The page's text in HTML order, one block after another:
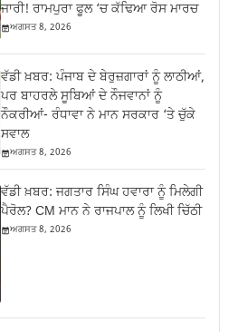
ਜਾਰੀ! ਰਾਮਪੁਰਾ ਫੂਲ ‘ਚ ਕੱਢਿਆ ਰੋਸ ਮਾਰਚ
ਅਗਸਤ 8, 2026
ਵੱਡੀ ਖ਼ਬਰ: ਪੰਜਾਬ ਦੇ ਬੇਰੁਜ਼ਗਾਰਾਂ ਨੂੰ ਲਾਠੀਆਂ,
ਪਰ ਬਾਹਰਲੇ ਸੂਬਿਆਂ ਦੇ ਨੌਜਵਾਨਾਂ ਨੂੰ
ਨੌਕਰੀਆਂ- ਰੰਧਾਵਾ ਨੇ ਮਾਨ ਸਰਕਾਰ ‘ਤੇ ਚੁੱਕੇ
ਸਵਾਲ
ਅਗਸਤ 8, 2026
ਵੱਡੀ ਖ਼ਬਰ: ਜਗਤਾਰ ਸਿੰਘ ਹਵਾਰਾ ਨੂੰ ਮਿਲੇਗੀ
ਪੈਰੋਲ? CM ਮਾਨ ਨੇ ਰਾਜਪਾਲ ਨੂੰ ਲਿਖੀ ਚਿੱਠੀ
ਅਗਸਤ 8, 2026